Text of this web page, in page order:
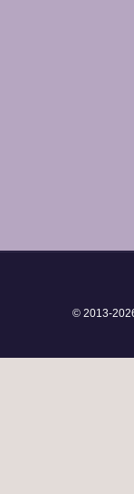
© 2013-